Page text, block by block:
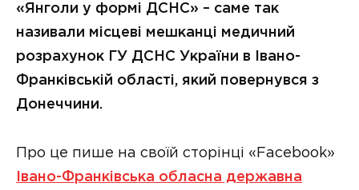
«Янголи у формі ДСНС» – саме так
називали місцеві мешканці медичний
розрахунок ГУ ДСНС України в Івано-
Франківській області, який повернувся з
Донеччини.
Про це пише на своїй сторінці «Facebook»
Івано-Франківська обласна державна